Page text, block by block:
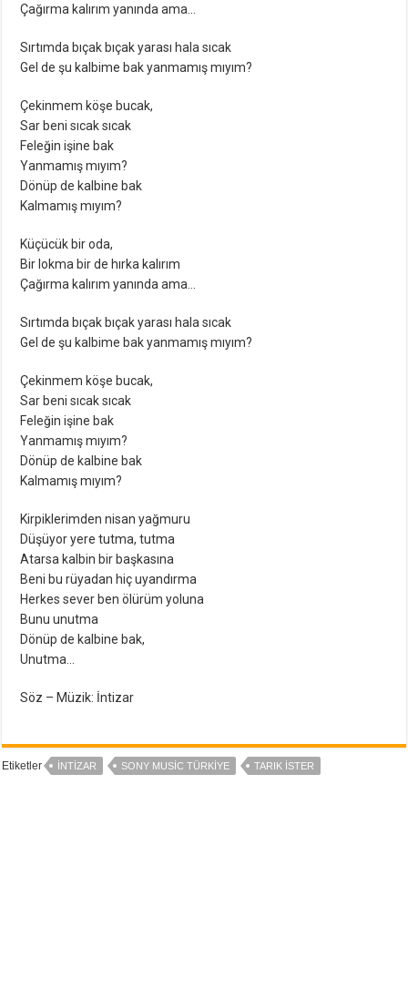
Çağırma kalırım yanında ama…
Sırtımda bıçak bıçak yarası hala sıcak
Gel de şu kalbime bak yanmamış mıyım?
Çekinmem köşe bucak,
Sar beni sıcak sıcak
Feleğin işine bak
Yanmamış mıyım?
Dönüp de kalbine bak
Kalmamış mıyım?
Küçücük bir oda,
Bir lokma bir de hırka kalırım
Çağırma kalırım yanında ama…
Sırtımda bıçak bıçak yarası hala sıcak
Gel de şu kalbime bak yanmamış mıyım?
Çekinmem köşe bucak,
Sar beni sıcak sıcak
Feleğin işine bak
Yanmamış mıyım?
Dönüp de kalbine bak
Kalmamış mıyım?
Kirpiklerimden nisan yağmuru
Düşüyor yere tutma, tutma
Atarsa kalbin bir başkasına
Beni bu rüyadan hiç uyandırma
Herkes sever ben ölürüm yoluna
Bunu unutma
Dönüp de kalbine bak,
Unutma…
Söz – Müzik: İntizar
Etiketler İNTIZAR SONY MUSIC TÜRKIYE TARIK İSTER